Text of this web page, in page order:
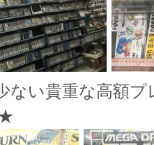
ない貴重な高額